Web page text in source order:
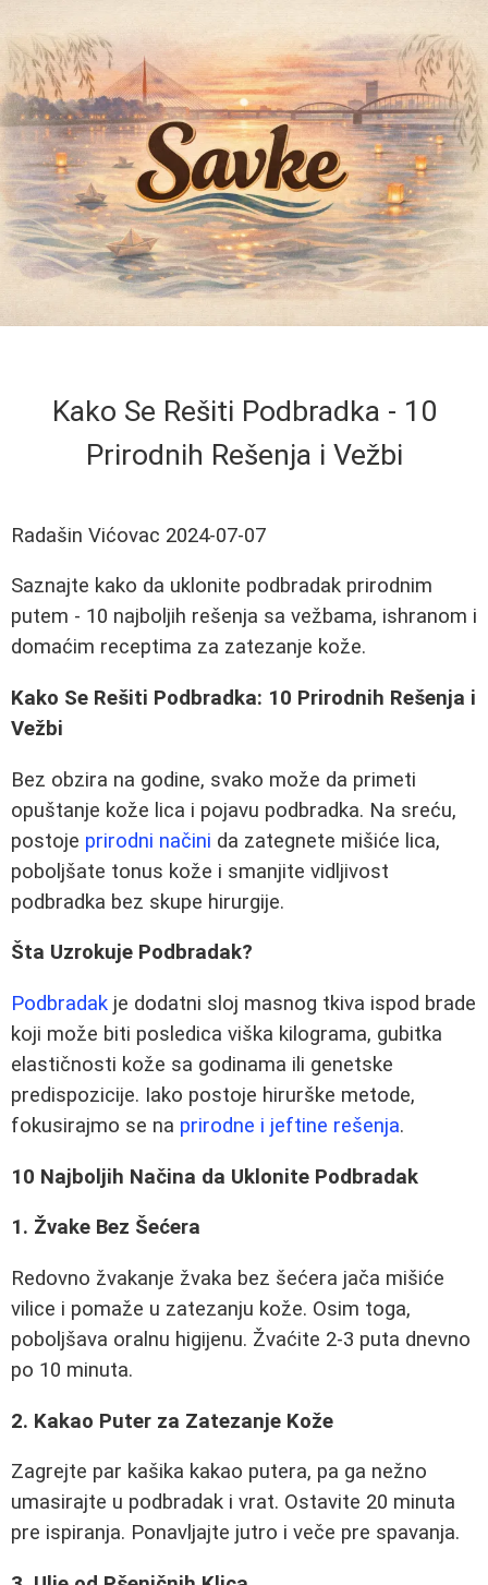
Kako Se Rešiti Podbradka - 10
Prirodnih Rešenja i Vežbi
Radašin Vićovac 2024-07-07
Saznajte kako da uklonite podbradak prirodnim
putem - 10 najboljih rešenja sa vežbama, ishranom i
domaćim receptima za zatezanje kože.
Kako Se Rešiti Podbradka: 10 Prirodnih Rešenja i
Vežbi
Bez obzira na godine, svako može da primeti
opuštanje kože lica i pojavu podbradka. Na sreću,
postoje prirodni načini da zategnete mišiće lica,
poboljšate tonus kože i smanjite vidljivost
podbradka bez skupe hirurgije.
Šta Uzrokuje Podbradak?
Podbradak je dodatni sloj masnog tkiva ispod brade
koji može biti posledica viška kilograma, gubitka
elastičnosti kože sa godinama ili genetske
predispozicije. Iako postoje hirurške metode,
fokusirajmo se na prirodne i jeftine rešenja.
10 Najboljih Načina da Uklonite Podbradak
1. Žvake Bez Šećera
Redovno žvakanje žvaka bez šećera jača mišiće
vilice i pomaže u zatezanju kože. Osim toga,
poboljšava oralnu higijenu. Žvaćite 2-3 puta dnevno
po 10 minuta.
2. Kakao Puter za Zatezanje Kože
Zagrejte par kašika kakao putera, pa ga nežno
umasirajte u podbradak i vrat. Ostavite 20 minuta
pre ispiranja. Ponavljajte jutro i veče pre spavanja.